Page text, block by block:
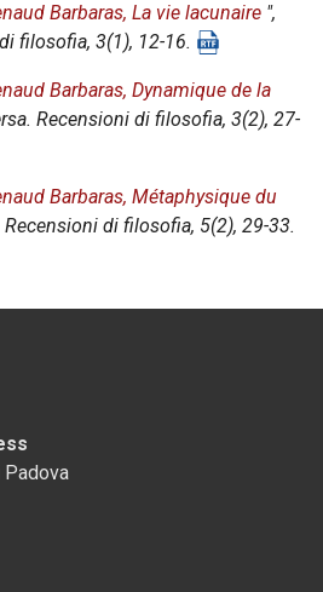
Barbaras, La vie lacunaire ",
filosofia, 3(1), 12-16.
Barbaras, Dynamique de la
Recensioni di filosofia, 3(2), 27-
Barbaras, Métaphysique du
Recensioni di filosofia, 5(2), 29-33.